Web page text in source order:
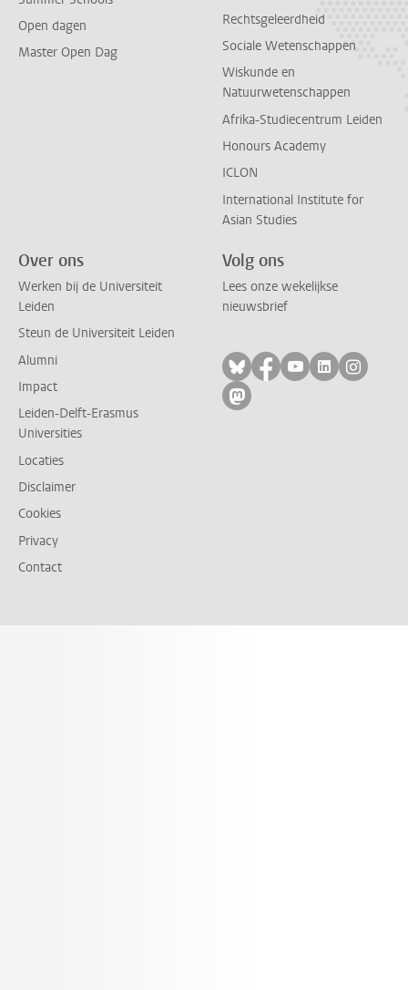
Open dagen
Master Open Dag
Rechtsgeleerdheid
Sociale Wetenschappen
Wiskunde en
Natuurwetenschappen
Afrika-Studiecentrum Leiden
Honours Academy
ICLON
International Institute for
Asian Studies
Over ons
Werken bij de Universiteit
Leiden
Steun de Universiteit Leiden
Alumni
Impact
Leiden-Delft-Erasmus
Universities
Locaties
Disclaimer
Cookies
Privacy
Contact
Volg ons
Lees onze wekelijkse
nieuwsbrief
Volg ons op bluesky
Volg ons op
Volg ons op
Volg ons
Volg
Volg ons op mastodon